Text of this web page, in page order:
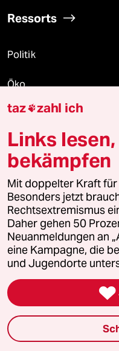
Ressorts
Politik
Öko
Gesellschaft
Kultur
Berlin
Nord
Wahrheit
Themen
taz zahl ich
Links
bekämpfen
Mit doppelter Kraft
Besonders jetzt
Rechtsextremismus
Daher gehen 50
Neuanmeldungen an
eine Kampagne, die
und Jugendorte
